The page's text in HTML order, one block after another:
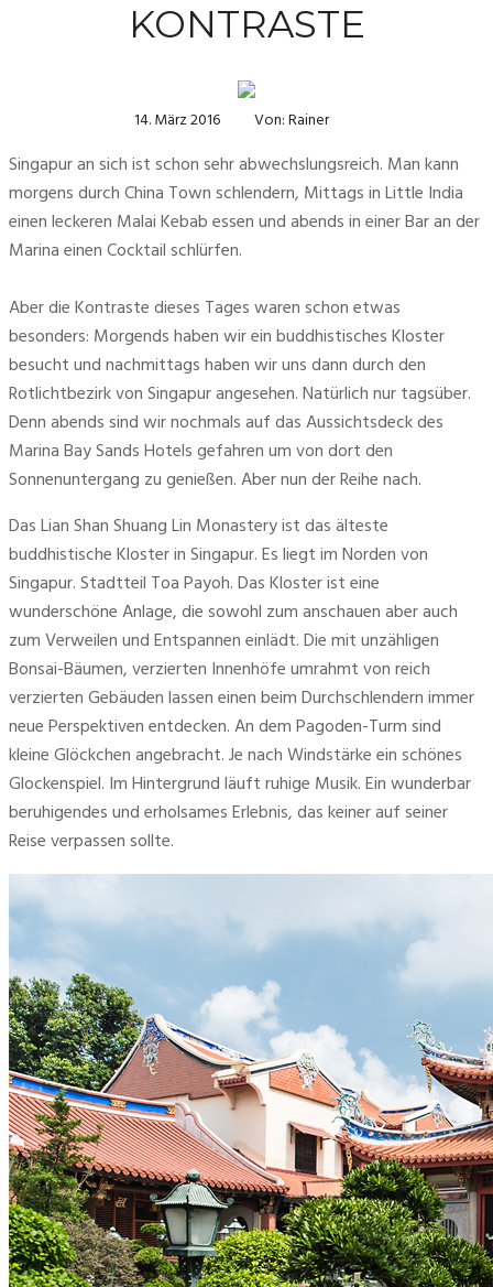
KONTRASTE
14. März 2016 Von: Rainer
Singapur an sich ist schon sehr abwechslungsreich. Man kann
morgens durch China Town schlendern, Mittags in Little India
einen leckeren Malai Kebab essen und abends in einer Bar an der
Marina einen Cocktail schlürfen.
Aber die Kontraste dieses Tages waren schon etwas
besonders: Morgends haben wir ein buddhistisches Kloster
besucht und nachmittags haben wir uns dann durch den
Rotlichtbezirk von Singapur angesehen. Natürlich nur tagsüber.
Denn abends sind wir nochmals auf das Aussichtsdeck des
Marina Bay Sands Hotels gefahren um von dort den
Sonnenuntergang zu genießen. Aber nun der Reihe nach.
Das Lian Shan Shuang Lin Monastery ist das älteste
buddhistische Kloster in Singapur. Es liegt im Norden von
Singapur. Stadtteil Toa Payoh. Das Kloster ist eine
wunderschöne Anlage, die sowohl zum anschauen aber auch
zum Verweilen und Entspannen einlädt. Die mit unzähligen
Bonsai-Bäumen, verzierten Innenhöfe umrahmt von reich
verzierten Gebäuden lassen einen beim Durchschlendern immer
neue Perspektiven entdecken. An dem Pagoden-Turm sind
kleine Glöckchen angebracht. Je nach Windstärke ein schönes
Glockenspiel. Im Hintergrund läuft ruhige Musik. Ein wunderbar
beruhigendes und erholsames Erlebnis, das keiner auf seiner
Reise verpassen sollte.